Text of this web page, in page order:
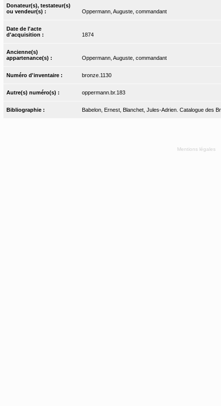
Donateur(s), testateur(s)
ou vendeur(s) :
Oppermann, Auguste, commandant
Date de l'acte
d'acquisition :
1874
Ancienne(s)
appartenance(s) :
Oppermann, Auguste, commandant
Numéro d'inventaire : bronze.1130
Autre(s) numéro(s) : oppermann.br.183
Bibliographie : Babelon, Ernest, Blanchet, Jules-Adrien. Catalogue des
Mentions légales